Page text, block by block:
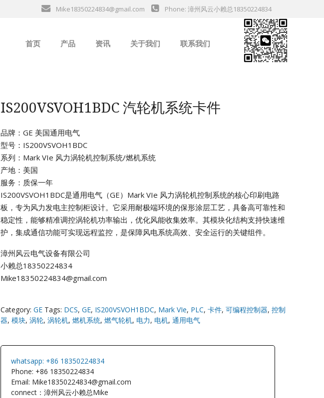
Mike18350224834@gmail.com Phone: 漳州风云小赖总18350224834
首页 产品
EMERSON
AMAT
Bently Nevada
EATON
Enterasys
EPRO
FOXBORO
HIMA
资讯 关于我们 联系我们
IS200VSVOH1BDC 汽轮机系统卡件
品牌：GE 美国通用电气
型号：IS200VSVOH1BDC
系列：Mark VIe 风力涡轮机控制系统/燃机系统
产地：美国
服务：质保一年
IS200VSVOH1BDC是通用电气（GE）Mark VIe 风力涡轮机控制系统的核心印刷电路
板，专为风力发电主控制柜设计。它采用耐极端环境的保形涂层工艺，具备高可靠性和
稳定性，能够精准调控涡轮机功率输出，优化风能收集效率。其模块化结构支持快速维
护，集成通信功能可实现远程监控，是保障风电系统高效、安全运行的关键组件。
漳州风云电气设备有限公司
小赖总18350224834
Mike18350224834@gmail.com
Category: GE Tags: DCS, GE, IS200VSVOH1BDC, Mark VIe, PLC, 卡件, 可编程控制器, 控制
器, 模块, 涡轮, 涡轮机, 燃机系统, 燃气轮机, 电力, 电机, 通用电气
whatsapp: +86 18350224834
Phone: +86 18350224834
Email: Mike18350224834@gmail.com
connect：漳州风云小赖总Mike